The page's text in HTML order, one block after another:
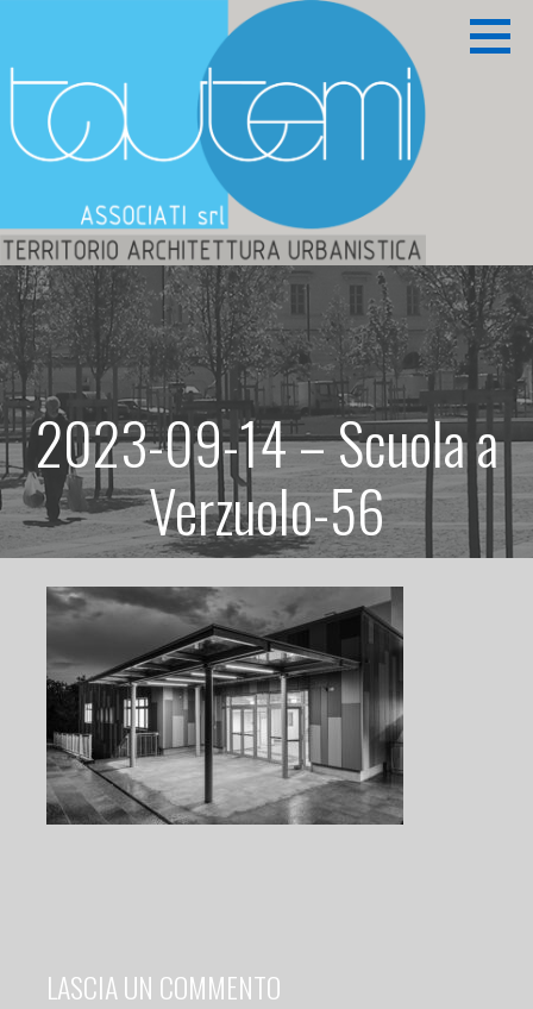
contenuto
TAUTEMI ASSOCIATI S.R.L.
Territorio Architettura Urbanistica
2023-09-14 – Scuola a
Verzuolo-56
LASCIA UN COMMENTO